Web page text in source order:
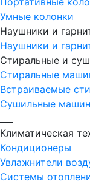
Умные колонки
Наушники и
Наушники и
Стиральные и
Стиральные
Встраиваемые
Сушильные
Климатическая
Кондиционеры
Увлажнители
Системы